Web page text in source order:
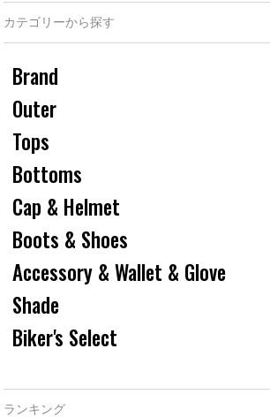
カテゴリーから探す
Brand
Outer
Tops
Bottoms
Cap & Helmet
Boots & Shoes
Accessory & Wallet & Glove
Shade
Biker's Select
ランキング